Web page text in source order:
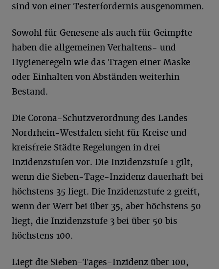
sind von einer Testerfordernis ausgenommen.
Sowohl für Genesene als auch für Geimpfte
haben die allgemeinen Verhaltens- und
Hygieneregeln wie das Tragen einer Maske
oder Einhalten von Abständen weiterhin
Bestand.
Die Corona-Schutzverordnung des Landes
Nordrhein-Westfalen sieht für Kreise und
kreisfreie Städte Regelungen in drei
Inzidenzstufen vor. Die Inzidenzstufe 1 gilt,
wenn die Sieben-Tage-Inzidenz dauerhaft bei
höchstens 35 liegt. Die Inzidenzstufe 2 greift,
wenn der Wert bei über 35, aber höchstens 50
liegt, die Inzidenzstufe 3 bei über 50 bis
höchstens 100.
Liegt die Sieben-Tages-Inzidenz über 100,